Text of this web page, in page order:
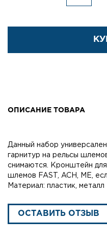
ОПИСАНИЕ ТОВАРА
Данный набор
гарнитур на рельсы
снимаются. Кронштейн
шлемов FAST, ACH, ME,
Материал: пластик, металл
ОСТАВИТЬ ОТЗЫВ